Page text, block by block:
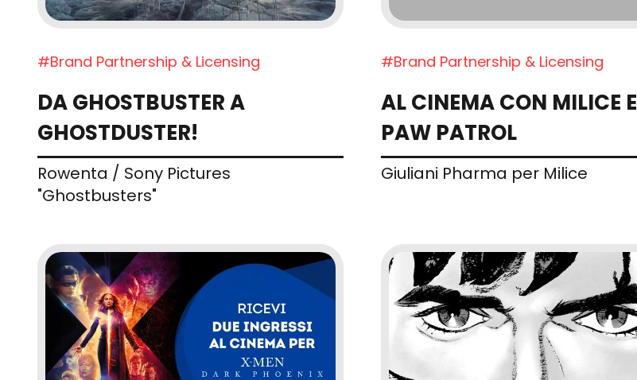
#Brand Partnership & Licensing
DA GHOSTBUSTER A
GHOSTDUSTER!
Rowenta / Sony Pictures
"Ghostbusters"
#Brand Partnership & Licensing
AL CINEMA CON MILICE E
PAW PATROL
Giuliani Pharma per Milice